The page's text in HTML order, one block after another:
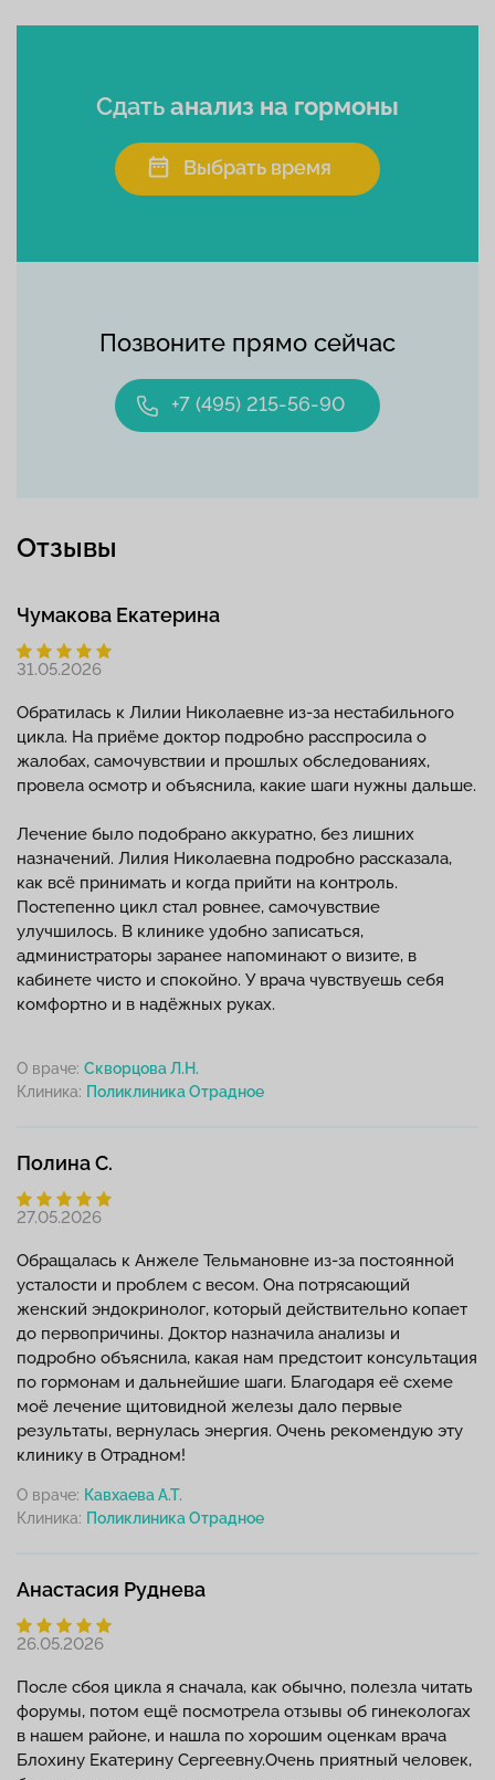
Позвоните прямо сейчас
+7 (495) 215-56-90
Сдатьанализ на гормоны
Выбрать время
Отзывы
Чумакова Екатерина
31.05.2026
Обратилась к Лилии Николаевне из-за нестабильного
цикла. На приёме доктор подробно расспросила о
жалобах, самочувствии и прошлых обследованиях,
провела осмотр и объяснила, какие шаги нужны дальше.
Лечение было подобрано аккуратно, без лишних
назначений. Лилия Николаевна подробно рассказала,
как всё принимать и когда прийти на контроль.
Постепенно цикл стал ровнее, самочувствие
улучшилось. В клинике удобно записаться,
администраторы заранее напоминают о визите, в
кабинете чисто и спокойно. У врача чувствуешь себя
комфортно и в надёжных руках.
О враче: Скворцова Л.Н.
Клиника:
Полина С.
27.05.2026
Обращалась к Анжеле Тельмановне из-за постоянной
усталости и проблем с весом. Она потрясающий
женский эндокринолог, который действительно копает
до первопричины. Доктор назначила анализы и
подробно объяснила, какая нам предстоит консультация
по гормонам и дальнейшие шаги. Благодаря её схеме
моё лечение щитовидной железы дало первые
результаты, вернулась энергия. Очень рекомендую эту
клинику в Отрадном!
О враче: Кавхаева А.Т.
Клиника:
Анастасия Руднева
26.05.2026
После сбоя цикла я сначала, как обычно, полезла читать
форумы, потом ещё посмотрела отзывы об гинекологах
в нашем районе, и нашла по хорошим оценкам врача
Блохину Екатерину Сергеевну.Очень приятный человек,